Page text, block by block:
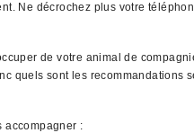
Ne décrochez plus votre
de votre animal de
quels sont les
accompagner :